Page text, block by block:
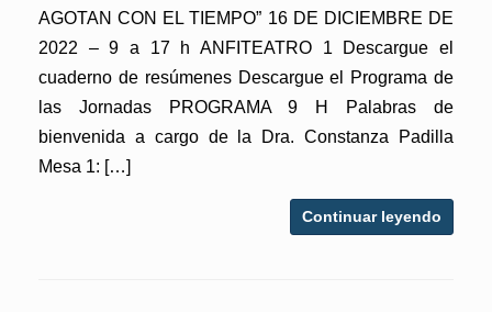
AGOTAN CON EL TIEMPO” 16 DE DICIEMBRE DE
2022 – 9 a 17 h ANFITEATRO 1 Descargue el
cuaderno de resúmenes Descargue el Programa de
las Jornadas PROGRAMA 9 H Palabras de
bienvenida a cargo de la Dra. Constanza Padilla
Mesa 1: […]
Continuar leyendo